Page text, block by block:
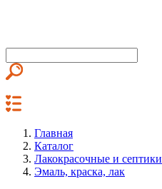
Главная
Каталог
Лакокрасочные и септики
Эмаль, краска, лак